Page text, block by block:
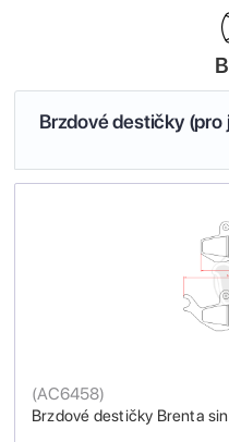
Brzdové destičky
Brzdové destičky Brenta
(AC6458)